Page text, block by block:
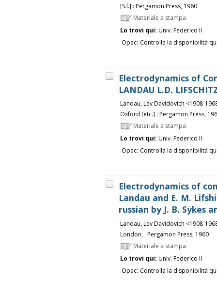
[S.l.] : Pergamon Press, 1960
Materiale a stampa
Lo trovi qui: Univ. Federico II
Opac: Controlla la disponibilità
Electrodynamics of
LANDAU L.D.
Landau, Lev Davidovich <1908-
Oxford [etc.] : Pergamon Press,
Materiale a stampa
Lo trovi qui: Univ. Federico II
Opac: Controlla la disponibilità
Electrodynamics of
Landau and E. M.
russian by J. B. Sykes
Landau, Lev Davidovich <1908-
London, : Pergamon Press, 1960
Materiale a stampa
Lo trovi qui: Univ. Federico II
Opac: Controlla la disponibilità